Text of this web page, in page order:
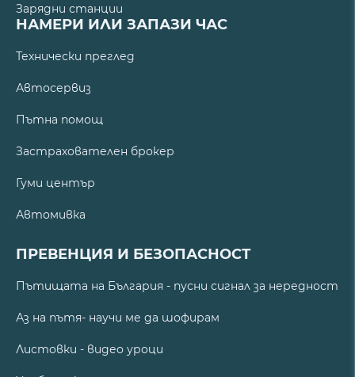
Зарядни станции
НАМЕРИ ИЛИ ЗАПАЗИ ЧАС
Технически преглед
Автосервиз
Пътна помощ
Застрахователен брокер
Гуми център
Автомивка
ПРЕВЕНЦИЯ И БЕЗОПАСНОСТ
Пътищата на България - пусни сигнал за нередност
Аз на пътя- научи ме да шофирам
Листовки - видео уроци